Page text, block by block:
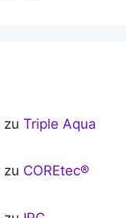
zu Triple Aqua
zu COREtec®